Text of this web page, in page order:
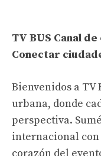
TV BUS Canal
Conectar
Bienvenidos a TV
urbana, donde
perspectiva.
internacional con